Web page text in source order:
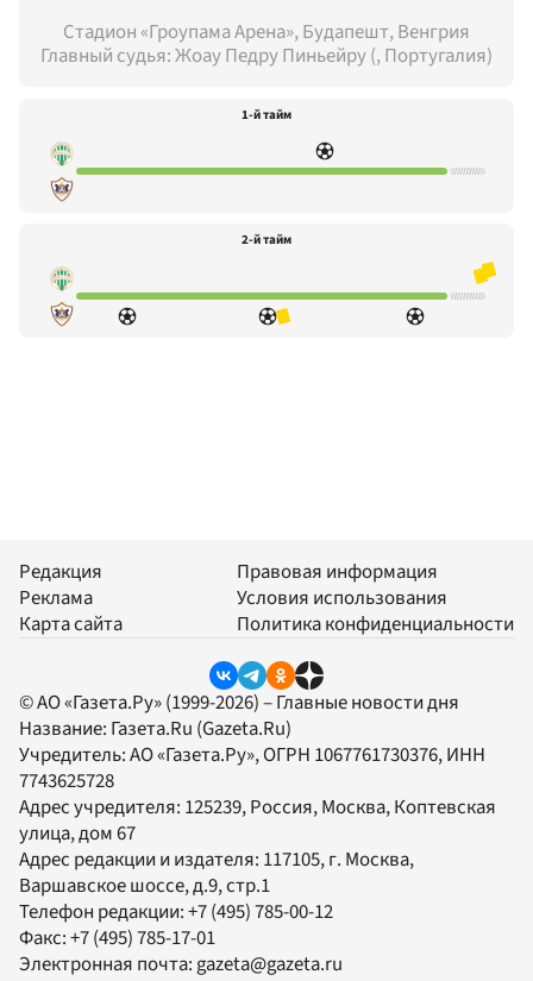
Стадион «Гроупама Арена», Будапешт, Венгрия
Главный судья: Жоау Педру Пиньейру (, Португалия)
1-й тайм
2-й тайм
Редакция
Реклама
Карта сайта
Правовая информация
Условия использования
Политика конфиденциальности
© АО «Газета.Ру» (1999-2026) – Главные новости дня
Название: Газета.Ru (Gazeta.Ru)
Учредитель:АО «Газета.Ру», ОГРН 1067761730376, ИНН
7743625728
Адрес учредителя: 125239, Россия, Москва, Коптевская
улица, дом 67
Адрес редакции и издателя: 117105, г. Москва,
Варшавское шоссе, д.9, стр.1
Телефон редакции:+7 (495) 785-00-12
Факс:+7 (495) 785-17-01
Электронная почта:gazeta@gazeta.ru